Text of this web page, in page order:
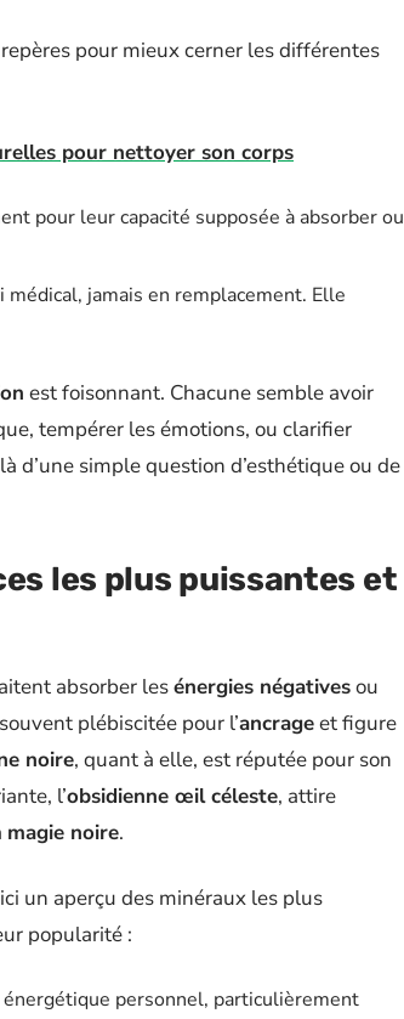
pour mieux cerner les différentes
pour nettoyer son corps
pour leur capacité supposée à absorber ou
médical, jamais en remplacement. Elle
est foisonnant. Chacune semble avoir
tempérer les émotions, ou clarifier
d’une simple question d’esthétique ou de
les plus puissantes et
absorber lesénergies négativesou
plébiscitée pour l’ancrageet figure
noire, quant à elle, est réputée pour son
l’obsidienne œil céleste, attire
magie noire.
un aperçu des minéraux les plus
popularité :
personnel, particulièrement